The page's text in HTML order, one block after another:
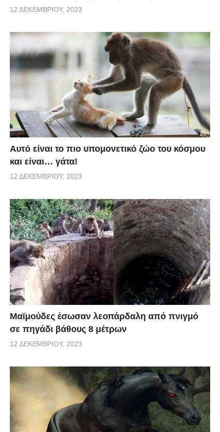
12 ΔΕΚΕΜΒΡΊΟΥ, 2023
Αυτό είναι το πιο υπομονετικό ζώο του κόσμου
και είναι… γάτα!
12 ΔΕΚΕΜΒΡΊΟΥ, 2023
Μαϊμούδες έσωσαν λεοπάρδαλη από πνιγμό
σε πηγάδι βάθους 8 μέτρων
12 ΔΕΚΕΜΒΡΊΟΥ, 2023